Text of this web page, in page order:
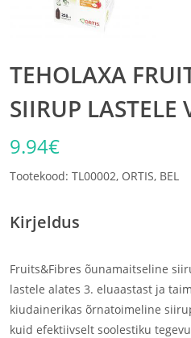
TEHOLAXA
SIIRUP
9.94€
Tootekood: TL00002, ORTIS, BEL
Kirjeldus
Fruits&Fibres õunamaitseline
lastele alates 3. eluaastast ja
kiudainerikas õrnatoimeline
kuid efektiivselt soolestiku